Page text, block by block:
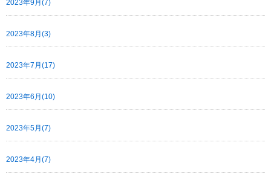
2023年9月(7)
2023年8月(3)
2023年7月(17)
2023年6月(10)
2023年5月(7)
2023年4月(7)